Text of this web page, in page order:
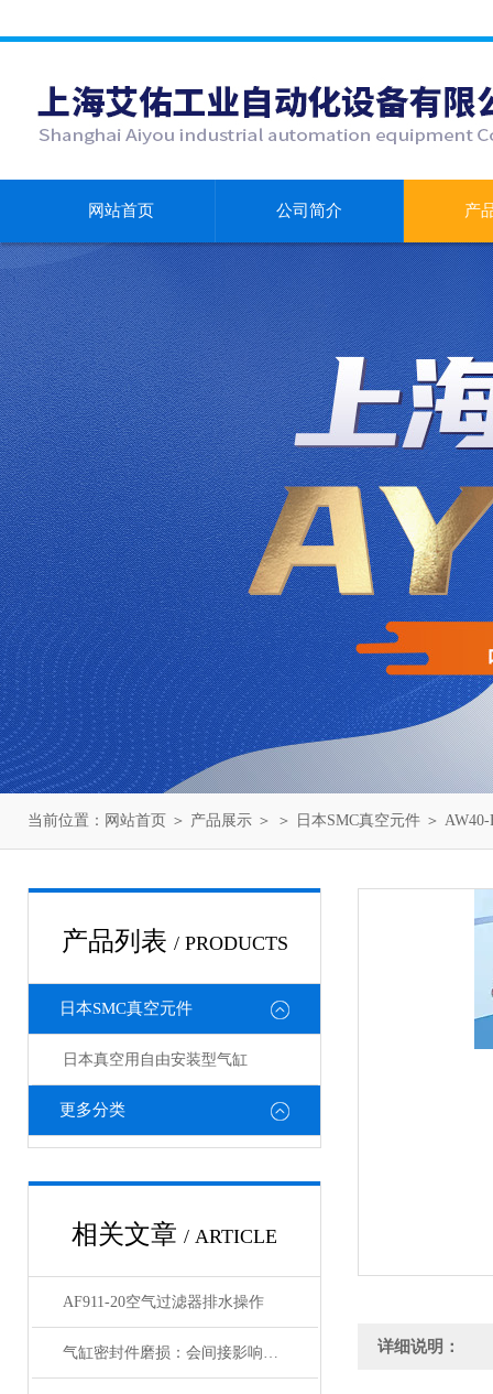
网站首页 公司简介 产
当前位置： 网站首页 ＞ 产品展示 ＞ ＞ 日本SMC真空元件 ＞
产品列表 / PRODUCTS
日本SMC真空元件
日本真空用自由安装型气缸
更多分类
相关文章 / ARTICLE
AF911-20空气过滤器排水操作
气缸密封件磨损：会间接影响电磁阀与锁定阀的性能吗 详细说明：